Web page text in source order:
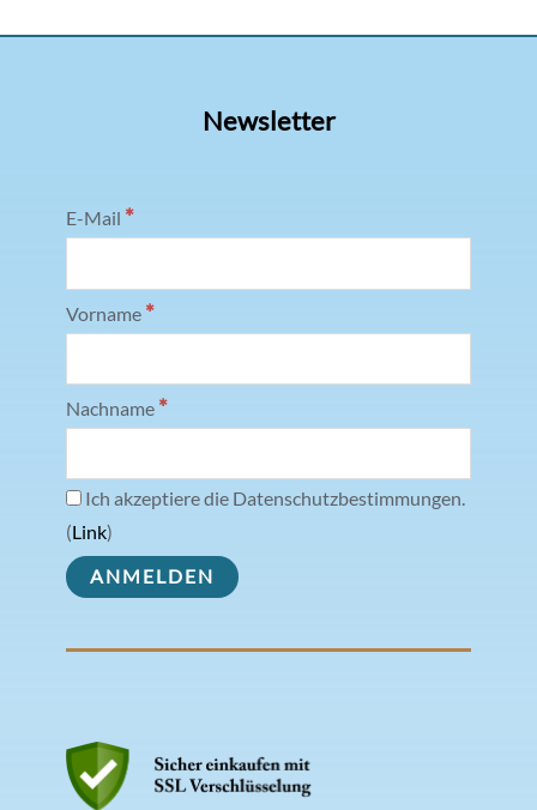
Newsletter
E-Mail *
Vorname *
Nachname *
Ich akzeptiere die Datenschutzbestimmungen.
(Link)